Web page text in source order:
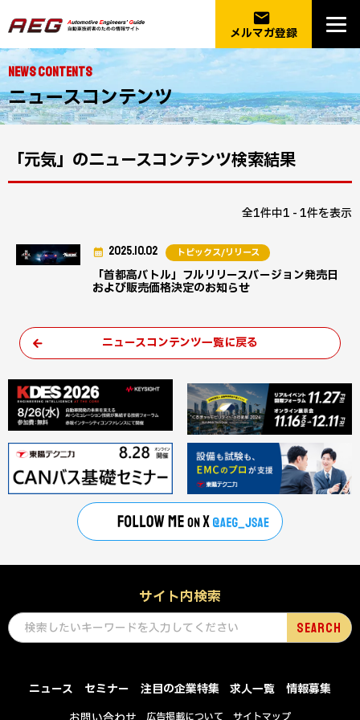
email
メルマガ登録
NEWS CONTENTS
ニュースコンテンツ
「元気」のニュースコンテンツ検索結果
全1件中1 - 1件を表示
「首都高バトル」フルリリースバージョン発売日
および販売価格決定のお知らせ
2025.10.02 トピックス/リリース
ニュースコンテンツ一覧に戻る
サイト内検索
ニュース セミナー 注目の企業特集 求人一覧
情報募集
広告掲載について サイトマップ